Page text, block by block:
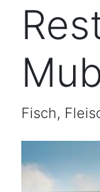
Fisch,